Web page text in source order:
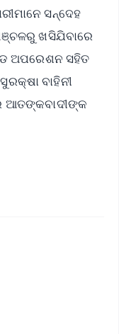
ସନ୍ଦେହ
ଖସିଯିବାରେ
ଅପରେଶନ ସହିତ
ବାହିନୀ
ଆତଙ୍କବାଦୀଙ୍କ